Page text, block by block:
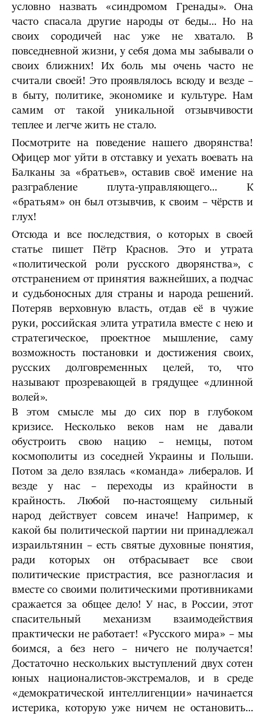
условно назвать «синдромом Гренады». Она
часто спасала другие народы от беды… Но на
своих сородичей нас уже не хватало. В
повседневной жизни, у себя дома мы забывали о
своих ближних! Их боль мы очень часто не
считали своей! Это проявлялось всюду и везде –
в быту, политике, экономике и культуре. Нам
самим от такой уникальной отзывчивости
теплее и легче жить не стало.
Посмотрите на поведение нашего дворянства!
Офицер мог уйти в отставку и уехать воевать на
Балканы за «братьев», оставив своё имение на
разграбление плута-управляющего… К
«братьям» он был отзывчив, к своим – чёрств и
глух!
Отсюда и все последствия, о которых в своей
статье пишет Пётр Краснов. Это и утрата
«политической роли русского дворянства», с
отстранением от принятия важнейших, а подчас
и судьбоносных для страны и народа решений.
Потеряв верховную власть, отдав её в чужие
руки, российская элита утратила вместе с нею и
стратегическое, проектное мышление, саму
возможность постановки и достижения своих,
русских долговременных целей, то, что
называют прозревающей в грядущее «длинной
волей».
В этом смысле мы до сих пор в глубоком
кризисе. Несколько веков нам не давали
обустроить свою нацию – немцы, потом
космополиты из соседней Украины и Польши.
Потом за дело взялась «команда» либералов. И
везде у нас – переходы из крайности в
крайность. Любой по-настоящему сильный
народ действует совсем иначе! Например, к
какой бы политической партии ни принадлежал
израильтянин – есть святые духовные понятия,
ради которых он отбрасывает все свои
политические пристрастия, все разногласия и
вместе со своими политическими противниками
сражается за общее дело! У нас, в России, этот
спасительный механизм взаимодействия
практически не работает! «Русского мира» – мы
боимся, а без него – ничего не получается!
Достаточно нескольких выступлений двух сотен
юных националистов-экстремалов, и в среде
«демократической интеллигенции» начинается
истерика, которую уже ничем не остановить…